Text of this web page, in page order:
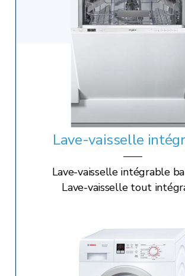
Lave-vaisselle
Lave-vaisselle intégrable
Lave-vaisselle tout